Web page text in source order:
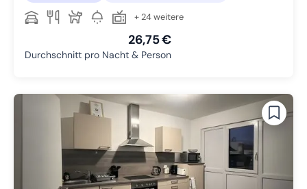
+ 24 weitere
26,75 €
Durchschnitt pro Nacht & Person